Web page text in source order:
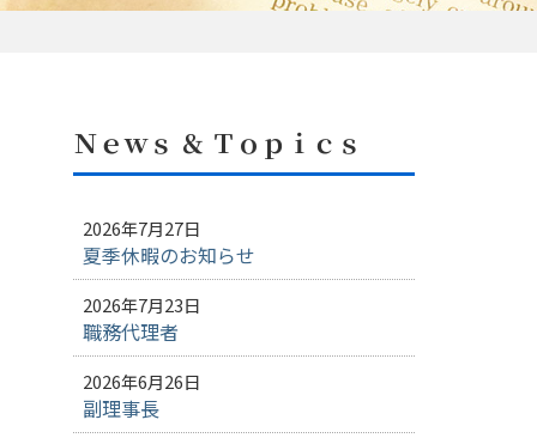
Ｎｅｗｓ ＆ Ｔｏｐｉｃｓ
2026年7月27日
夏季休暇のお知らせ
2026年7月23日
職務代理者
2026年6月26日
副理事長